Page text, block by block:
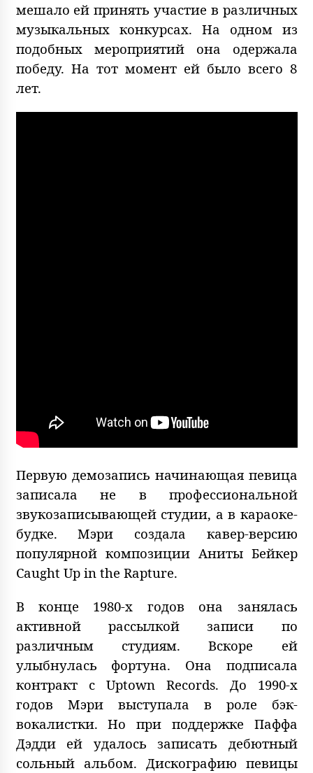
мешало ей принять участие в различных
музыкальных конкурсах. На одном из
подобных мероприятий она одержала
победу. На тот момент ей было всего 8
лет.
Первую демозапись начинающая певица
записала не в профессиональной
звукозаписывающей студии, а в караоке-
будке. Мэри создала кавер-версию
популярной композиции Аниты Бейкер
Caught Up in the Rapture.
В конце 1980-х годов она занялась
активной рассылкой записи по
различным студиям. Вскоре ей
улыбнулась фортуна. Она подписала
контракт с Uptown Records. До 1990-х
годов Мэри выступала в роле бэк-
вокалистки. Но при поддержке Паффа
Дэдди ей удалось записать дебютный
сольный альбом. Дискографию певицы